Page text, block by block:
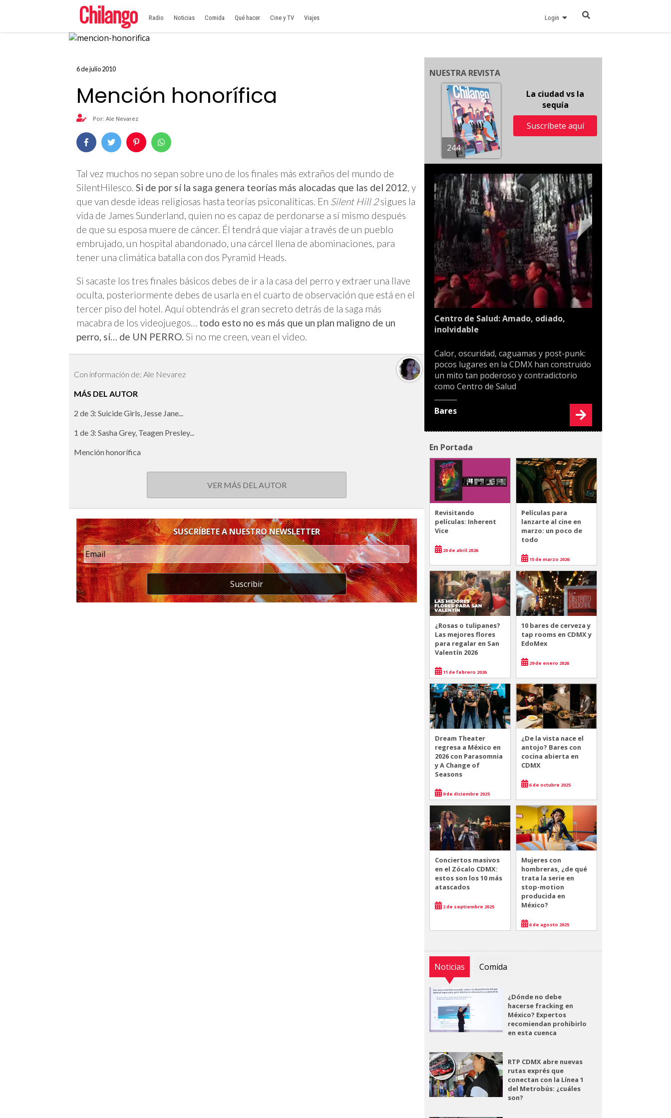
Radio Noticias Comida Qué hacer Cine y TV Viajes Login
6 de julio 2010
Mención honorífica
Por: Ale Nevarez
Tal vez muchos no sepan sobre uno de los finales más extraños del mundo de
SilentHilesco. Si de por sí la saga genera teorías más alocadas que las del 2012, y
que van desde ideas religiosas hasta teorías psiconalíticas. En Silent Hill 2sigues la
vida de James Sunderland, quien no es capaz de perdonarse a sí mismo después
de que su esposa muere de cáncer. Él tendrá que viajar a través de un pueblo
embrujado, un hospital abandonado, una cárcel llena de abominaciones, para
tener una climática batalla con dos Pyramid Heads.
Si sacaste los tres finales básicos debes de ir a la casa del perro y extraer una llave
oculta, posteriormente debes de usarla en el cuarto de observación que está en el
tercer piso del hotel. Aquí obtendrás el gran secreto detrás de la saga más
macabra de los videojuegos… todo esto no es más que un plan maligno de un
perro, sí… de UN PERRO. Si no me creen, vean el video.
Con información de: Ale Nevarez
MÁS DEL AUTOR
2 de 3: Suicide Girls, Jesse Jane...
1 de 3: Sasha Grey, Teagen Presley...
Mención honorífica
VER MÁS DEL AUTOR
SUSCRÍBETE A NUESTRO NEWSLETTER
Suscribir
NUESTRA REVISTA
244
La ciudad vs la
sequía
Suscríbete aquí
Centro de Salud: Amado, odiado,
inolvidable
Calor, oscuridad, caguamas y post-punk:
pocos lugares en la CDMX han construido
un mito tan poderoso y contradictorio
como Centro de Salud
Bares
En Portada
Revisitando
películas: Inherent
Vice
20 de abril 2026
Películas para
lanzarte al cine en
marzo: un poco de
todo
15 de marzo 2026
¿Rosas o tulipanes?
Las mejores flores
para regalar en San
Valentín 2026
11 de febrero 2026
10 bares de cerveza y
tap rooms en CDMX y
EdoMex
29 de enero 2026
Dream Theater
regresa a México en
2026 con Parasomnia
y A Change of
Seasons
9 de diciembre 2025
¿De la vista nace el
antojo? Bares con
cocina abierta en
CDMX
6 de octubre 2025
Conciertos masivos
en el Zócalo CDMX:
estos son los 10 más
atascados
2 de septiembre 2025
Mujeres con
hombreras, ¿de qué
trata la serie en
stop-motion
producida en
México?
6 de agosto 2025
Noticias Comida
¿Dónde no debe
hacerse fracking en
México? Expertos
recomiendan prohibirlo
en esta cuenca
RTP CDMX abre nuevas
rutas exprés que
conectan con la Línea 1
del Metrobús: ¿cuáles
son?